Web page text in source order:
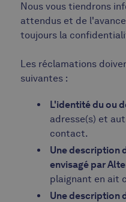
Nous vous tiendrons
attendus et de
toujours la
Les réclamations
suivantes :
L'identité du ou
adresse(s) et
contact.
Une description
envisagé par
plaignant en ait
Une description